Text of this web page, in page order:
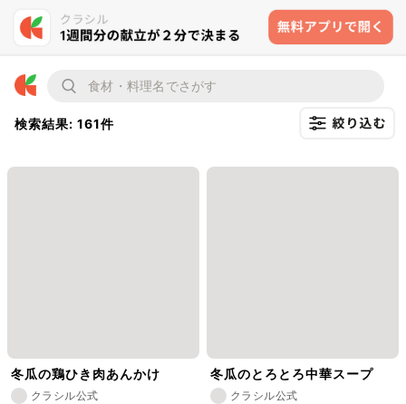
検索結果: 161件
冬瓜の鶏ひき肉あんかけ
クラシル公式
冬瓜のとろとろ中華スープ
クラシル公式